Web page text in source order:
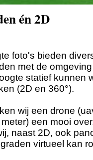
én 2D
foto's bieden
met de
statief kunnen
(2D en 360°).
wij een drone
een mooi
naast 2D, ook
virtueel kan